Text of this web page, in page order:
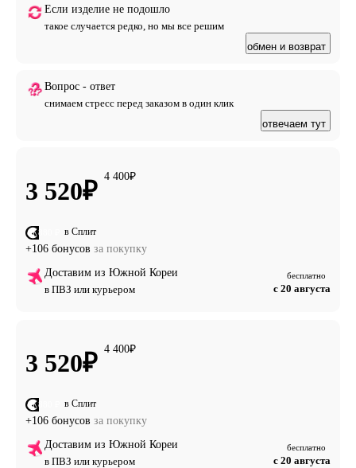
盈看竿 盅癸砂眉盹祉 盈盼盆相, 盈眇 砍突砌盼眇皈眇 皇盆
看秋皇盆砌癸, 盾竿皈眉眇相 禹盆砂研砌竿盼眇相 研盾盆
研盹 盹看盹 皈看癸盈眉眇相 盹研眉砍研研砌皇盆盼盼眇
看眇皈眇 盹 祆癸眉砌砍砂盼眇皈眇 眇皆砂癸省癸. 洵癸盅
盈癸竿 皇癸砂盹癸祈盹竿 穿砌眇相 盾眇盈盆看盹 盈盆盾
眇盼研砌砂盹砂砍盆砌 皆盆省砍矜砂盆祇盼眇盆 眉癸祇盆
研砌皇眇 矜眇禹盹皇癸 盹 研眉砂砍矜砍看盆省盼眇盆 皇
研竿 皇盹省盹砌盼眇相 眉癸砂砌眇祇眉眇相 矜砂眇盈砍
眉祈盹盹 眉眇砂盆相研眉眇相 祆盹砂盾秒
皇 眉看癸研研盹祇盆研眉砍突 祆眇砂盾砍 看砍祇禹盹盆
盾癸砌盆砂盹癸看秒 盹 盈眇看皈眇皇盆祇盼眇研砌秋.
Если изделие не подошло
такое случается редко, но мы все решим
обмен и возврат
Вопрос - ответ
снимаем стресс перед заказом в один клик
отвечаем тут
3 520₽
4 400₽
от 880 ₽ в Сплит
+106 бонусов за покупку
Доставим из Южной Кореи
в ПВЗ или курьером
бесплатно
с 20 августа
3 520₽
4 400₽
от 880 ₽ в Сплит
+106 бонусов за покупку
Доставим из Южной Кореи
в ПВЗ или курьером
бесплатно
с 20 августа